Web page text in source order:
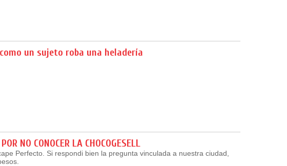
un sujeto roba una heladería
NO CONOCER LA CHOCOGESELL
Perfecto. Si respondi bien la pregunta vinculada a nuestra ciudad,